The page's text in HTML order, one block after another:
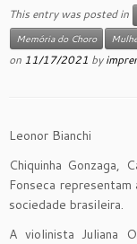
This entry was posted in
Memória do Choro
on 11/17/2021 by
Leonor Bianchi
Chiquinha Gonzaga,
Fonseca
sociedade brasileira.
A violinista Juliana